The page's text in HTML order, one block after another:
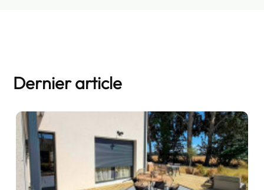
Dernier article